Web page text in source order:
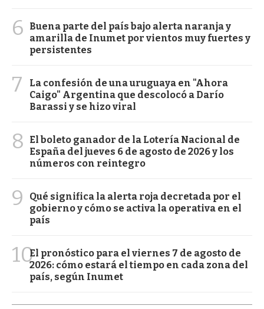
6
Buena parte del país bajo alerta naranja y
amarilla de Inumet por vientos muy fuertes y
persistentes
7
La confesión de una uruguaya en "Ahora
Caigo" Argentina que descolocó a Darío
Barassi y se hizo viral
8
El boleto ganador de la Lotería Nacional de
España del jueves 6 de agosto de 2026 y los
números con reintegro
9
Qué significa la alerta roja decretada por el
gobierno y cómo se activa la operativa en el
país
10El pronóstico para el viernes 7 de agosto de
2026: cómo estará el tiempo en cada zona del
país, según Inumet